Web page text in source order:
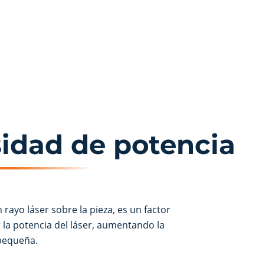
de potencia
láser sobre la pieza, es un factor
potencia del láser, aumentando la